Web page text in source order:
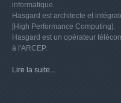
informatique.
Hasgard est architecte et
[High Performance Computing].
Hasgard est un opérateur
à l'ARCEP.
Lire la suite...